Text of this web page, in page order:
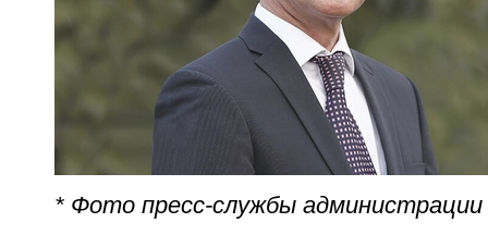
* Фото пресс-службы администрации